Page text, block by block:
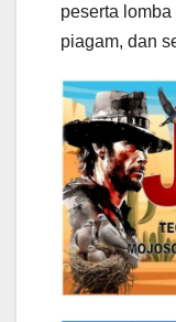
peserta
piagam, dan